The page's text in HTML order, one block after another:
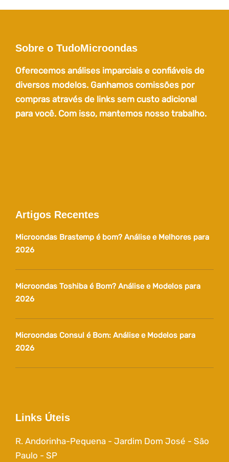
Sobre o TudoMicroondas
Oferecemos análises imparciais e confiáveis de
diversos modelos. Ganhamos comissões por
compras através de links sem custo adicional
para você. Com isso, mantemos nosso trabalho.
Artigos Recentes
Microondas Brastemp é bom? Análise e Melhores para
2026
Microondas Toshiba é Bom? Análise e Modelos para
2026
Microondas Consul é Bom: Análise e Modelos para
2026
Links Úteis
R. Andorinha-Pequena - Jardim Dom José - São
Paulo - SP